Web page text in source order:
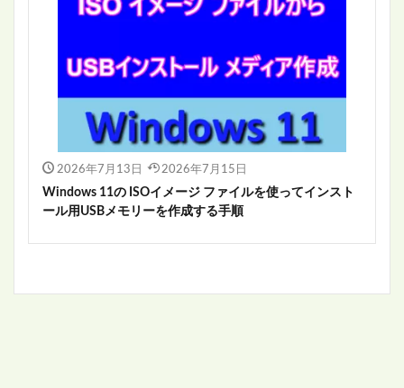
2026年7月13日 2026年7月15日
Windows 11の ISOイメージ ファイルを使ってインスト
ール用USBメモリーを作成する手順